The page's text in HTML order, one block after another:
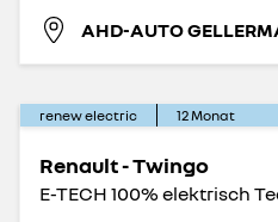
AHD-AUTO
renew electric 12Monat
Renault - Twingo
E-TECH 100% elektrisch